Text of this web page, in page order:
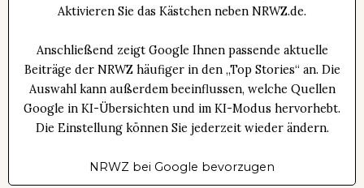
Aktivieren Sie das Kästchen neben NRWZ.de.
Anschließend zeigt Google Ihnen passende aktuelle
Beiträge der NRWZ häufiger in den „Top Stories“ an. Die
Auswahl kann außerdem beeinflussen, welche Quellen
Google in KI-Übersichten und im KI-Modus hervorhebt.
Die Einstellung können Sie jederzeit wieder ändern.
NRWZ bei Google bevorzugen